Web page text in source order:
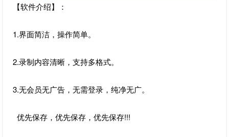
【软件介绍】：
1.界面简洁，操作简单。
2.录制内容清晰，支持多格式。
3.无会员无广告，无需登录，纯净无广。
优先保存，优先保存，优先保存!!!